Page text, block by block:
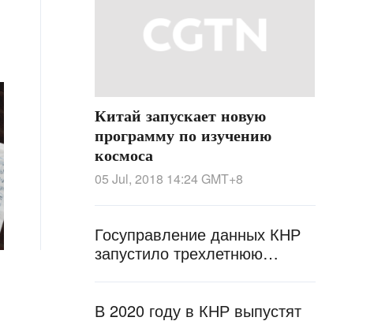
Китай запускает новую
программу по изучению
космоса
05 Jul, 2018 14:24GMT+8
Госуправление данных КНР
запустило трехлетнюю
сферы экономики
В 2020 году в КНР выпустят